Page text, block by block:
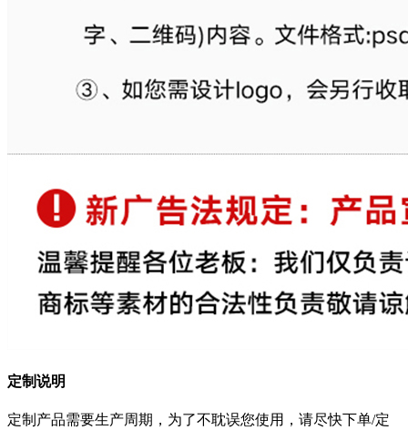
定制说明
定制产品需要生产周期，为了不耽误您使用，请尽快下单/定